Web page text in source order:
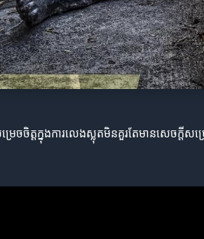
ចិត្តក្នុងការលេងស្លុតមិនគួរតែមានសេចក្តី